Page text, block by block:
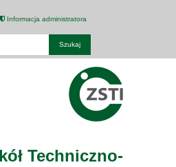
Informacja administratora
Techniczno-